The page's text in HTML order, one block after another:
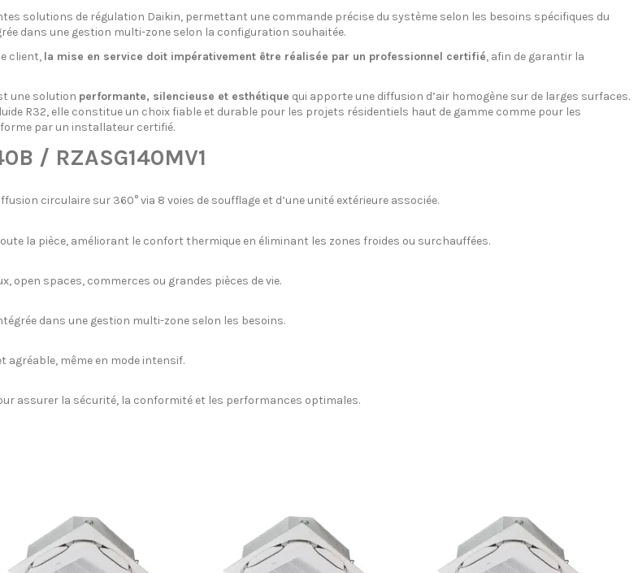
solutions de régulation Daikin, permettant une commande précise du système selon les besoins spécifiques du
dans une gestion multi-zone selon la configuration souhaitée.
client, la mise en service doit impérativement être réalisée par un professionnel certifié, afin de garantir la
une solution performante, silencieuse et esthétique qui apporte une diffusion d’air homogène sur de larges surfaces.
R32, elle constitue un choix fiable et durable pour les projets résidentiels haut de gamme comme pour les
par un installateur certifié.
/ RZASG140MV1
circulaire sur 360° via 8 voies de soufflage et d’une unité extérieure associée.
la pièce, améliorant le confort thermique en éliminant les zones froides ou surchauffées.
open spaces, commerces ou grandes pièces de vie.
dans une gestion multi-zone selon les besoins.
même en mode intensif.
assurer la sécurité, la conformité et les performances optimales.